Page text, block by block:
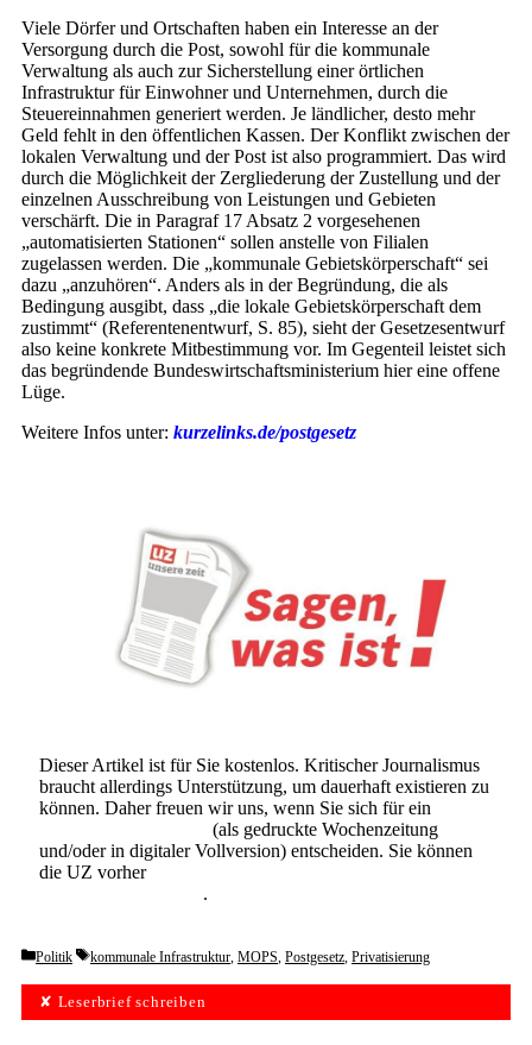
Viele Dörfer und Ortschaften haben ein Interesse an der
Versorgung durch die Post, sowohl für die kommunale
Verwaltung als auch zur Sicherstellung einer örtlichen
Infrastruktur für Einwohner und Unternehmen, durch die
Steuereinnahmen generiert werden. Je ländlicher, desto mehr
Geld fehlt in den öffentlichen Kassen. Der Konflikt zwischen der
lokalen Verwaltung und der Post ist also programmiert. Das wird
durch die Möglichkeit der Zergliederung der Zustellung und der
einzelnen Ausschreibung von Leistungen und Gebieten
verschärft. Die in Paragraf 17 Absatz 2 vorgesehenen
„automatisierten Stationen“ sollen anstelle von Filialen
zugelassen werden. Die „kommunale Gebietskörperschaft“ sei
dazu „anzuhören“. Anders als in der Begründung, die als
Bedingung ausgibt, dass „die lokale Gebietskörperschaft dem
zustimmt“ (Referentenentwurf, S. 85), sieht der Gesetzesentwurf
also keine konkrete Mitbestimmung vor. Im Gegenteil leistet sich
das begründende Bundeswirtschaftsministerium hier eine offene
Lüge.
Weitere Infos unter: kurzelinks.de/postgesetz
Dieser Artikel ist für Sie kostenlos. Kritischer Journalismus
braucht allerdings Unterstützung, um dauerhaft existieren zu
können. Daher freuen wir uns, wenn Sie sich für ein
(als gedruckte Wochenzeitung
und/oder in digitaler Vollversion) entscheiden. Sie können
die UZ vorher
.
Categories
Politik Tags
kommunale Infrastruktur, MOPS, Postgesetz, Privatisierung
✘ Leserbrief schreiben